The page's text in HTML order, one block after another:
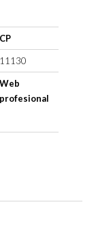
CP
11130
Web
profesional